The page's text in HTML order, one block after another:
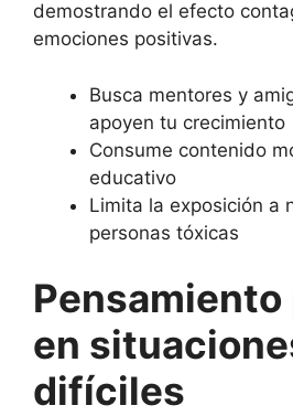
demostrando el efecto
emociones positivas.
Busca mentores y
apoyen tu crecimiento
Consume contenido
educativo
Limita la exposición a
personas tóxicas
en
difíciles